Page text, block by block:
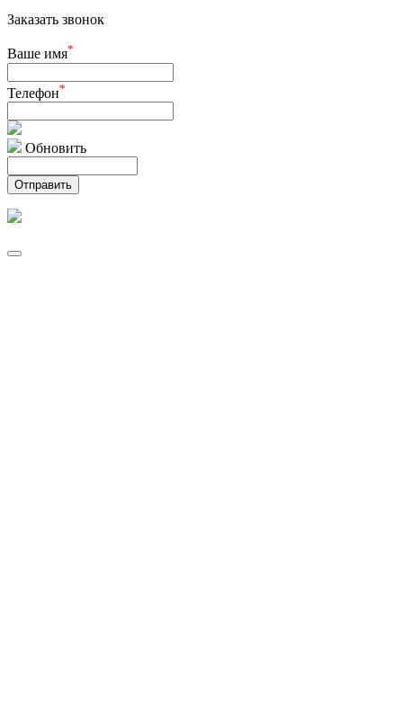
Заказать звонок
Ваше имя*
Телефон*
Обновить